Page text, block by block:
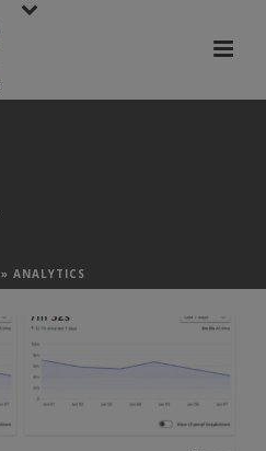
» ANALYTICS